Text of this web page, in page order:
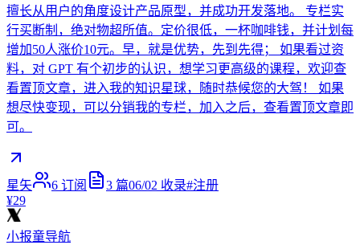
擅长从用户的角度设计产品原型，并成功开发落地。 专栏实
行买断制，绝对物超所值。定价很低，一杯咖啡钱，并计划每
增加50人涨价10元。早，就是优势，先到先得； 如果看过资
料，对 GPT 有个初步的认识，想学习更高级的课程，欢迎查
看置顶文章，进入我的知识星球，随时恭候您的大驾！ 如果
想尽快变现，可以分销我的专栏，加入之后，查看置顶文章即
可。
星矢 6 订阅 3 篇06/02 收录#注册
¥29
小报童导航